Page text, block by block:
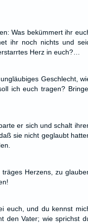
Was bekümmert ihr
ihr noch nichts und
Herz in euch?…
Geschlecht,
ich euch tragen?
er sich und schalt
sie nicht geglaubt
Herzens, zu
euch, und du kennst
den Vater; wie sprichst